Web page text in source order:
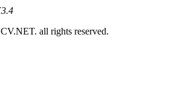
all rights reserved.